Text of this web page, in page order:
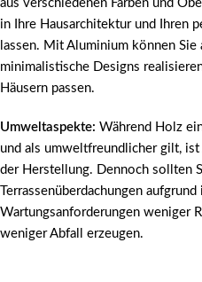
aus verschiedenen Farben und
in Ihre Hausarchitektur und Ihren
lassen. Mit Aluminium können Sie
minimalistische Designs
Häusern passen.
Umweltaspekte: Während Holz
und als umweltfreundlicher gilt,
der Herstellung. Dennoch sollten
Terrassenüberdachungen
Wartungsanforderungen weniger
weniger Abfall erzeugen.